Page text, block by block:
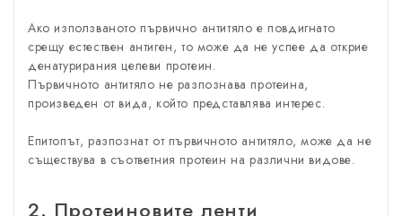
Ако използваното първично антитяло е повдигнато
срещу естествен антиген, то може да не успее да открие
денатурирания целеви протеин.
Първичното антитяло не разпознава протеина,
произведен от вида, който представлява интерес.
Епитопът, разпознат от първичното антитяло, може да не
съществува в съответния протеин на различни видове.
2. Протеиновите ленти